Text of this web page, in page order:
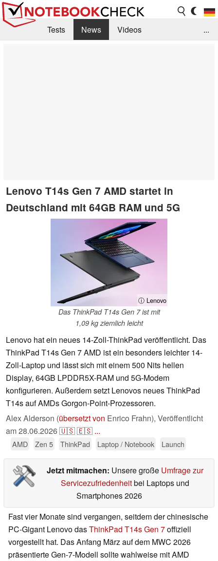
Tests News
Videos
...
Lenovo T14s Gen 7 AMD startet in
Deutschland mit 64GB RAM und 5G
ⓘ Lenovo
Das ThinkPad T14s Gen 7 ist mit
1,09 kg ziemlich leicht
Lenovo hat ein neues 14-Zoll-ThinkPad veröffentlicht. Das
ThinkPad T14s Gen 7 AMD ist ein besonders leichter 14-
Zoll-Laptop und lässt sich mit einem 500 Nits hellen
Display, 64GB LPDDR5X-RAM und 5G-Modem
konfigurieren. Außerdem setzt Lenovos neues ThinkPad
T14s auf AMDs Gorgon-Point-Prozessoren.
Alex Alderson (übersetzt von Enrico Frahn), Veröffentlicht
am28.06.2026🇺🇸🇪🇸 ...
AMD Zen 5 ThinkPad Laptop / Notebook Launch
Jetzt mitmachen: Unsere große Umfrage zur
Servicezufriedenheitbei Laptops und
Smartphones 2026
Fast vier Monate sind vergangen, seitdem der chinesische
PC-Gigant Lenovo dasThinkPad T14s Gen 7offiziell
vorgestellt hat. Das Anfang März auf dem MWC 2026
präsentierte Gen-7-Modell sollte wahlweise mit AMD